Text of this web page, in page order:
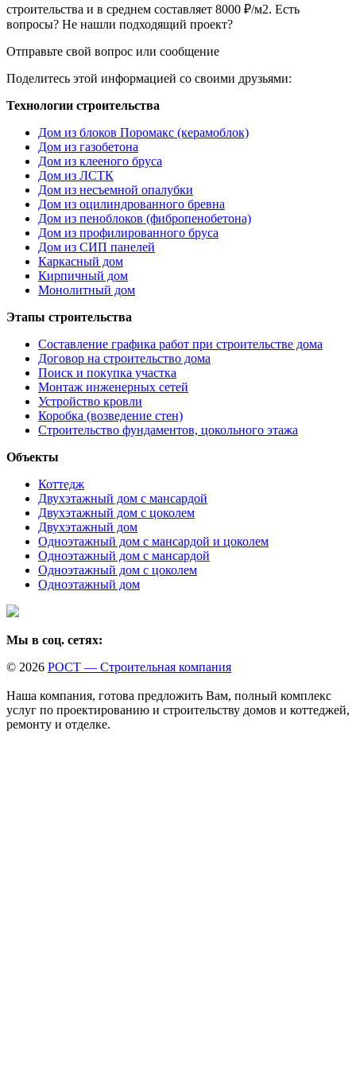
строительства и в среднем составляет 8000 ₽/м2. Есть
вопросы? Не нашли подходящий проект?
Отправьте свой вопрос или сообщение
Поделитесь этой информацией со своими друзьями:
Технологии строительства
Дом из блоков Поромакс (керамоблок)
Дом из газобетона
Дом из клееного бруса
Дом из ЛСТК
Дом из несъемной опалубки
Дом из оцилиндрованного бревна
Дом из пеноблоков (фибропенобетона)
Дом из профилированного бруса
Дом из СИП панелей
Каркасный дом
Кирпичный дом
Монолитный дом
Этапы строительства
Составление графика работ при строительстве дома
Договор на строительство дома
Поиск и покупка участка
Монтаж инженерных сетей
Устройство кровли
Коробка (возведение стен)
Строительство фундаментов, цокольного этажа
Объекты
Коттедж
Двухэтажный дом с мансардой
Двухэтажный дом с цоколем
Двухэтажный дом
Одноэтажный дом с мансардой и цоколем
Одноэтажный дом с мансардой
Одноэтажный дом с цоколем
Одноэтажный дом
Мы в соц. сетях:
© 2026 РОСТ — Строительная компания
Наша компания, готова предложить Вам, полный комплекс
услуг по проектированию и строительству домов и коттеджей,
ремонту и отделке.